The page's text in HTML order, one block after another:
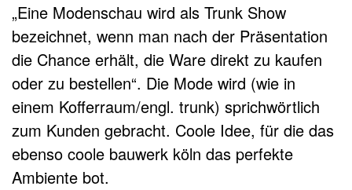
„Eine Modenschau wird als Trunk Show
bezeichnet, wenn man nach der Präsentation
die Chance erhält, die Ware direkt zu kaufen
oder zu bestellen“. Die Mode wird (wie in
einem Kofferraum/engl. trunk) sprichwörtlich
zum Kunden gebracht. Coole Idee, für die das
ebenso coole bauwerk köln das perfekte
Ambiente bot.